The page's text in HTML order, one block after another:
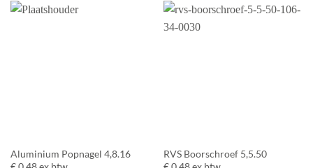
Aluminium Popnagel 4,8.16
RVS Boorschroef 5,5.50